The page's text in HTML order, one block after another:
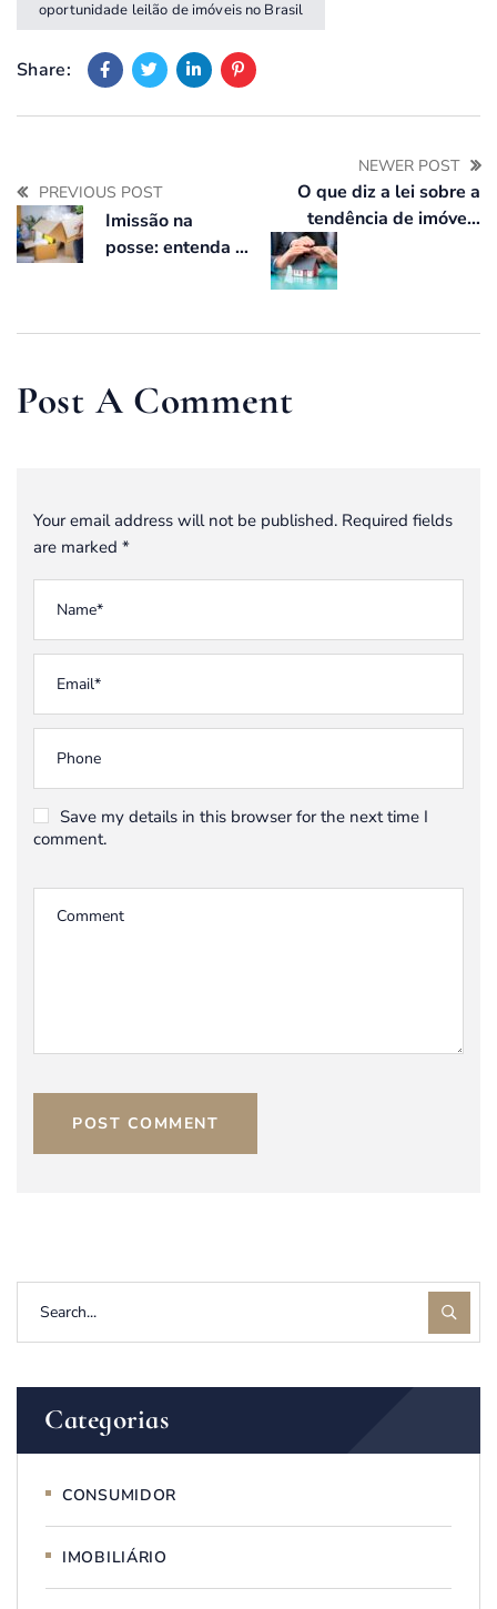
oportunidade leilão de imóveis no Brasil
Share:
PREVIOUS POST
Imissão na
posse: entenda o
NEWER POST
O que diz a lei sobre a
tendência de imóveis
multipropriedade?
Post A Comment
Your email address will not be published. Required fields
are marked *
Save my details in this browser for the next time I
comment.
POST COMMENT
Categorias
CONSUMIDOR
IMOBILIÁRIO